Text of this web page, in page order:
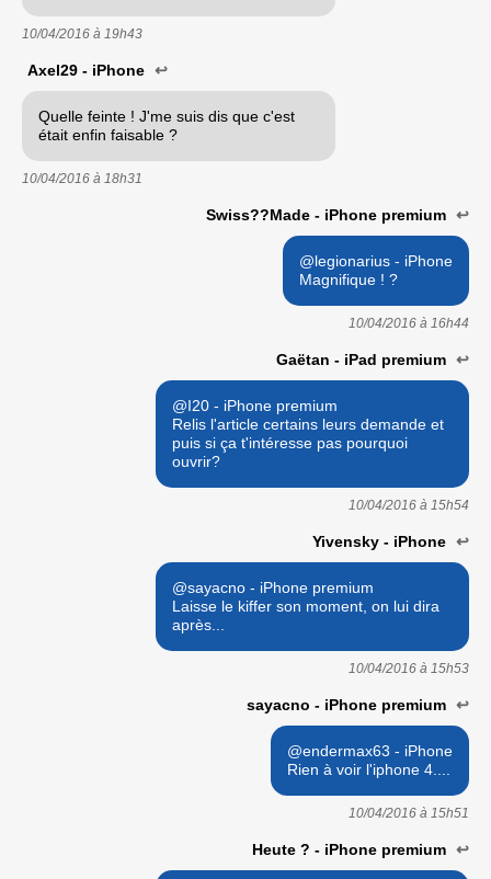
10/04/2016 à 19h43
Axel29 - iPhone ↩
Quelle feinte ! J'me suis dis que c'est
était enfin faisable ?
10/04/2016 à 18h31
Swiss??Made - iPhone premium ↩
@legionarius - iPhone
Magnifique ! ?
10/04/2016 à 16h44
Gaëtan - iPad premium ↩
@I20 - iPhone premium
Relis l'article certains leurs demande et
puis si ça t'intéresse pas pourquoi
ouvrir?
10/04/2016 à 15h54
Yivensky - iPhone ↩
@sayacno - iPhone premium
Laisse le kiffer son moment, on lui dira
après...
10/04/2016 à 15h53
sayacno - iPhone premium ↩
@endermax63 - iPhone
Rien à voir l'iphone 4....
10/04/2016 à 15h51
Heute ? - iPhone premium ↩